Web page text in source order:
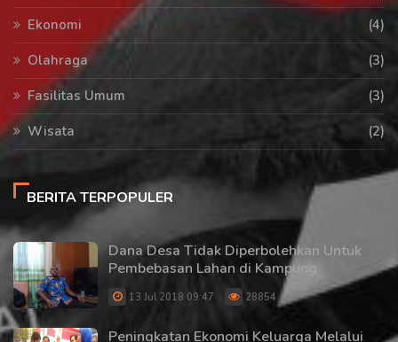
Ekonomi
(4)
Olahraga
(3)
Fasilitas Umum
(3)
Wisata
(2)
BERITA TERPOPULER
Dana Desa Tidak Diperbolehkan Untuk
Pembebasan Lahan di Kampung
13 Jul 2018 09:47 28854
Peningkatan Ekonomi Keluarga Melalui